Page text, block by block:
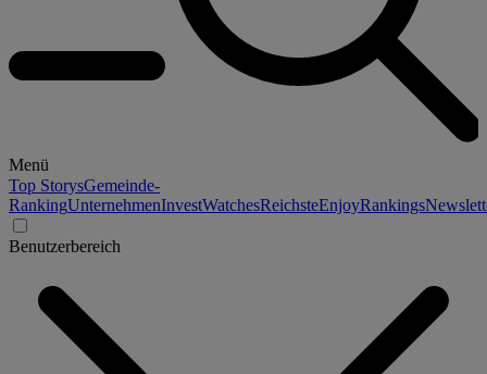
Menü
Top StorysGemeinde-
RankingUnternehmenInvestWatchesReichsteEnjoyRankings
Benutzerbereich